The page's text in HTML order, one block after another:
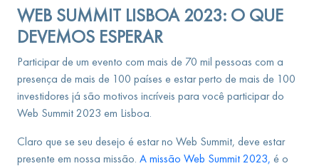
WEB SUMMIT LISBOA 2023: O QUE
DEVEMOS ESPERAR
Participar de um evento com mais de 70 mil pessoas com a
presença de mais de 100 países e estar perto de mais de 100
investidores já são motivos incríveis para você participar do
Web Summit 2023 em Lisboa.
Claro que se seu desejo é estar no Web Summit, deve estar
presente em nossa missão. A missão Web Summit 2023, é o